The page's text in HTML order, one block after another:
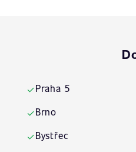
✓Praha 5
✓Brno
✓Bystřec